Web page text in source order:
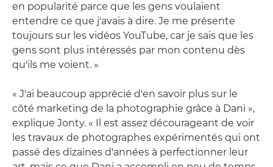
en popularité parce que les gens voulaient
entendre ce que j'avais à dire. Je me présente
toujours sur les vidéos YouTube, car je sais que les
gens sont plus intéressés par mon contenu dès
qu'ils me voient. »
« J'ai beaucoup apprécié d'en savoir plus sur le
côté marketing de la photographie grâce à Dani »,
explique Jonty. « Il est assez décourageant de voir
les travaux de photographes expérimentés qui ont
passé des dizaines d'années à perfectionner leur